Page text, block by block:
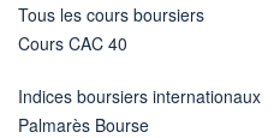
Tous les cours boursiers
Cours CAC 40
Indices boursiers internationaux
Palmarès Bourse